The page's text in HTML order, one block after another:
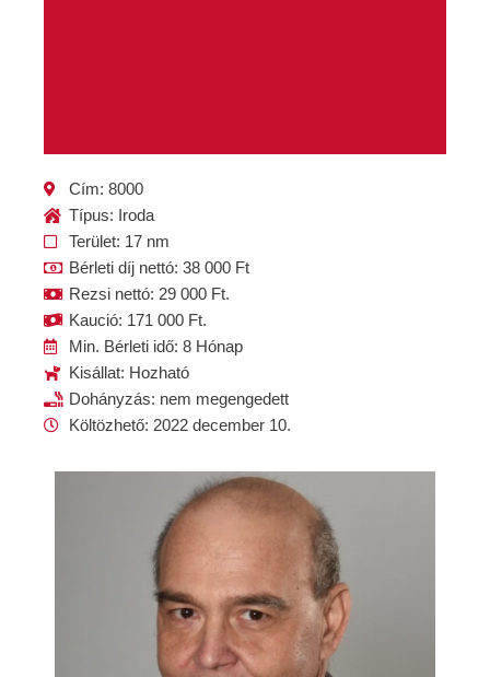
Cím: 8000
Típus: Iroda
Terület: 17 nm
Bérleti díj nettó: 38 000 Ft
Rezsi nettó: 29 000 Ft.
Kaució: 171 000 Ft.
Min. Bérleti idő: 8 Hónap
Kisállat: Hozható
Dohányzás: nem megengedett
Költözhető: 2022 december 10.